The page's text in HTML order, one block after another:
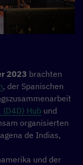
2023 brachten
, der Spanischen
Hub und
organisierten
de Indias,
und der